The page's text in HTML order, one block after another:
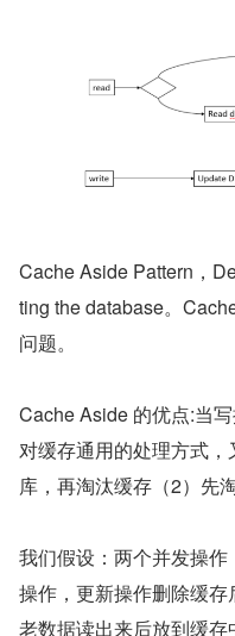
Cache Aside Pattern，
ting the database。
问题。
Cache Aside 的优点:当
对缓存通用的处理方式
库，再淘汰缓存（2）先
我们假设：两个并发操
操作，更新操作删除缓
老数据读出来后放到缓存